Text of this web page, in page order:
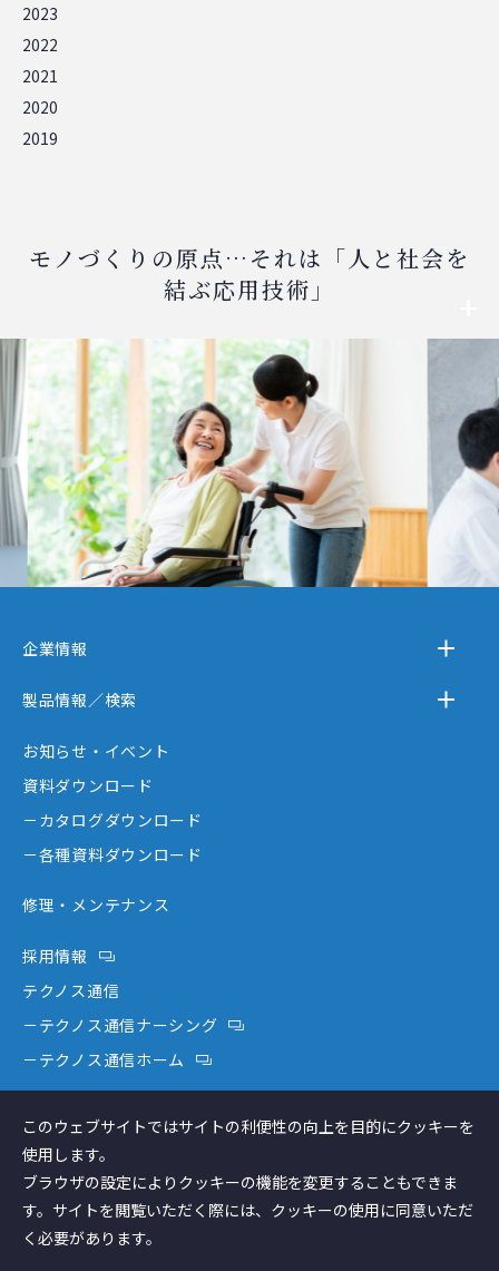
2023
2022
2021
2020
2019
モノづくりの原点…それは「人と社会を
結ぶ応用技術」
企業情報
－企業情報
－テクノスジャパンが選ばれる理由
－創業者大西秀憲ヒストリー
製品情報／検索
お知らせ・イベント
資料ダウンロード
－カタログダウンロード
－各種資料ダウンロード
修理・メンテナンス
採用情報
テクノス通信
－テクノス通信ナーシング
－テクノス通信ホーム
コラム
個人情報保護方針
このウェブサイトではサイトの利便性の向上を目的にクッキーを
使用します。
ブラウザの設定によりクッキーの機能を変更することもできま
す。サイトを閲覧いただく際には、クッキーの使用に同意いただ
く必要があります。